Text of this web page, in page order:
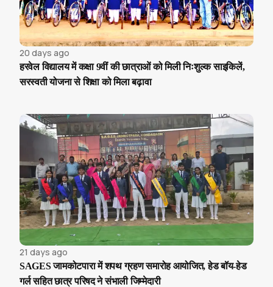
20 days ago
हरवेल विद्यालय में कक्षा 9वीं की छात्राओं को मिली निःशुल्क साइकिलें,
सरस्वती योजना से शिक्षा को मिला बढ़ावा
21 days ago
SAGES जामकोटपारा में शपथ ग्रहण समारोह आयोजित, हेड बॉय-हेड
गर्ल सहित छात्र परिषद ने संभाली जिम्मेदारी